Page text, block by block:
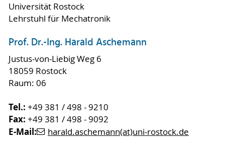
Universität Rostock
Lehrstuhl für Mechatronik
Prof. Dr.-Ing. Harald Aschemann
Justus-von-Liebig Weg 6
18059 Rostock
Raum: 06
Tel.: +49 381 / 498 - 9210
Fax: +49 381 / 498 - 9092
E-Mail: harald.aschemann(at)uni-rostock.de